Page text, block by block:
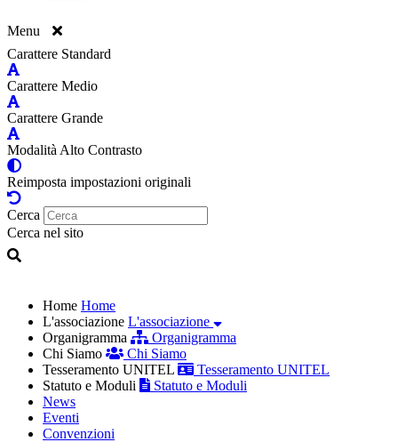
Menu
Carattere Standard
Carattere Medio
Carattere Grande
Modalità Alto Contrasto
Reimposta impostazioni originali
Cerca
Cerca nel sito
Home Home
L'associazione L'associazione
Organigramma
Organigramma
Chi Siamo
Chi Siamo
Tesseramento UNITEL
Tesseramento UNITEL
Statuto e Moduli
Statuto e Moduli
News
Eventi
Convenzioni